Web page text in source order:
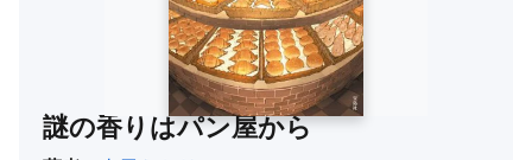
謎の香りはパン屋から